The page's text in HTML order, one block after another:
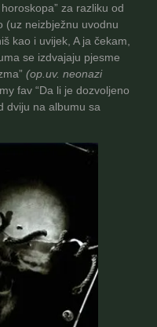
za razliku od
(uz neizbježnu uvodnu
kao i uvijek, A ja čekam,
se izdvajaju pjesme
(op.uv. neonazi
fav “Da li je dozvoljeno
dviju na albumu sa